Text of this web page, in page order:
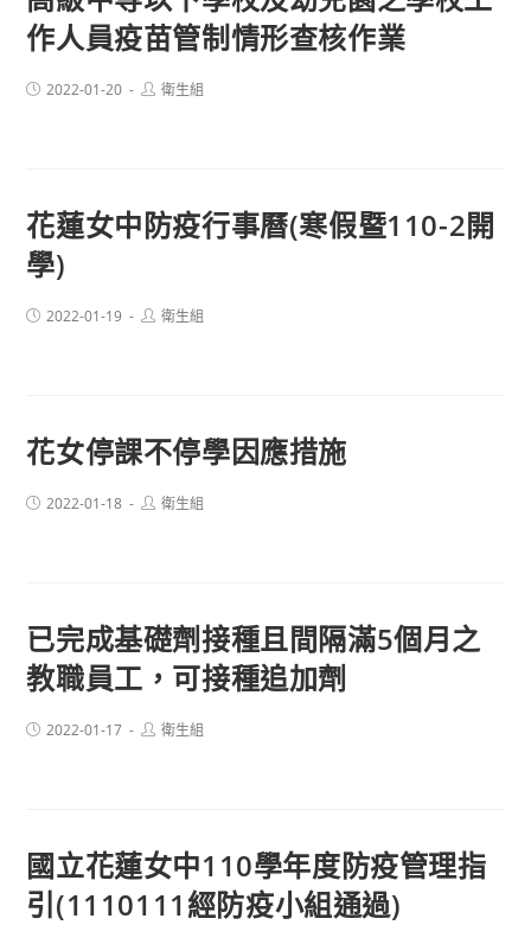
作人員疫苗管制情形查核作業
Post2022-01-20
Post衛生組
花蓮女中防疫行事曆(寒假暨110-2開
學)
Post2022-01-19
Post衛生組
花女停課不停學因應措施
Post2022-01-18
Post衛生組
已完成基礎劑接種且間隔滿5個月之
教職員工，可接種追加劑
Post2022-01-17
Post衛生組
國立花蓮女中110學年度防疫管理指
引(1110111經防疫小組通過)